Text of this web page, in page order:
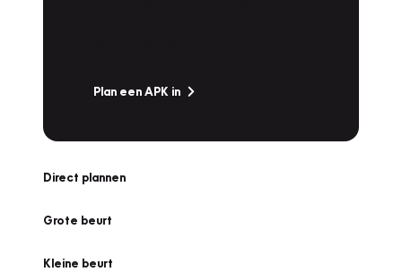
Plan een APK in
Direct plannen
Grote beurt
Kleine beurt